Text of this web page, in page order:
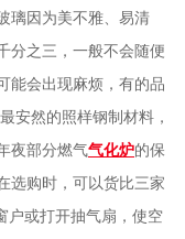
璃因为美不雅、易清
分之三，一般不会随便
能会出现麻烦，有的品
安然的照样钢制材料，
夜部分燃气气化炉的保
选购时，可以货比三家
户或打开抽气扇，使空